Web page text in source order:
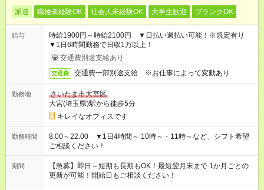
派遣 職種未経験OK 社会人未経験OK 大学生歓迎 ブランクOK
給与
時給1900円～時給2100円 ▼日払い週払い可能！※規定有り
▼1日6時間勤務で日収1万以上！
交通費別途支給あり
交通費 交通費一部別途支給 ※お仕事によって変動あり
勤務地
さいたま市大宮区
大宮(埼玉県)駅から徒歩5分
キレイなオフィスです
勤務時間
8:00～22:00 ▼1日4時間～ 10時～・11時～など、シフト希望
ご相談ください！
期間
【急募】即日～短期も長期もOK！最短翌月末まで 1か月ごとの
更新が可能！開始日もご相談ください！